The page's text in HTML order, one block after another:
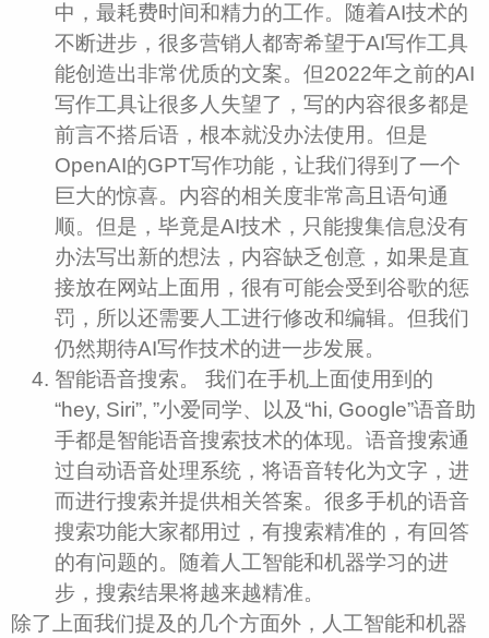
中，最耗费时间和精力的工作。随着AI技术的
不断进步，很多营销人都寄希望于AI写作工具
能创造出非常优质的文案。但2022年之前的AI
写作工具让很多人失望了，写的内容很多都是
前言不搭后语，根本就没办法使用。但是
OpenAI的GPT写作功能，让我们得到了一个
巨大的惊喜。内容的相关度非常高且语句通
顺。但是，毕竟是AI技术，只能搜集信息没有
办法写出新的想法，内容缺乏创意，如果是直
接放在网站上面用，很有可能会受到谷歌的惩
罚，所以还需要人工进行修改和编辑。但我们
仍然期待AI写作技术的进一步发展。
智能语音搜索。 我们在手机上面使用到的
“hey, Siri”, ”小爱同学、以及“hi, Google”语音助
手都是智能语音搜索技术的体现。语音搜索通
过自动语音处理系统，将语音转化为文字，进
而进行搜索并提供相关答案。很多手机的语音
搜索功能大家都用过，有搜索精准的，有回答
的有问题的。随着人工智能和机器学习的进
步，搜索结果将越来越精准。
除了上面我们提及的几个方面外，人工智能和机器